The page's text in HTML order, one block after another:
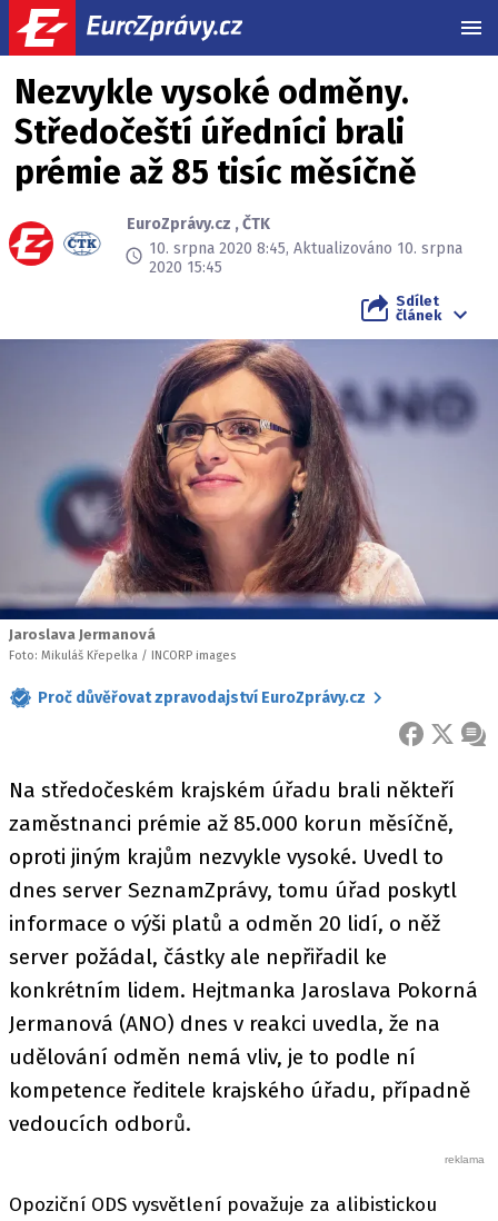
Nezvykle vysoké odměny.
Středočeští úředníci brali
prémie až 85 tisíc měsíčně
EuroZprávy.cz ,ČTK
10. srpna 2020 8:45, Aktualizováno 10. srpna
2020 15:45
Sdílet
článek
Jaroslava Jermanová
Foto: Mikuláš Křepelka / INCORP images
Proč důvěřovat zpravodajství EuroZprávy.cz
FACEBOOK
X
Na středočeském krajském úřadu brali někteří
zaměstnanci prémie až 85.000 korun měsíčně,
oproti jiným krajům nezvykle vysoké. Uvedl to
dnes server SeznamZprávy, tomu úřad poskytl
informace o výši platů a odměn 20 lidí, o něž
server požádal, částky ale nepřiřadil ke
konkrétním lidem. Hejtmanka Jaroslava Pokorná
Jermanová (ANO) dnes v reakci uvedla, že na
udělování odměn nemá vliv, je to podle ní
kompetence ředitele krajského úřadu, případně
vedoucích odborů.
Opoziční ODS vysvětlení považuje za alibistickou